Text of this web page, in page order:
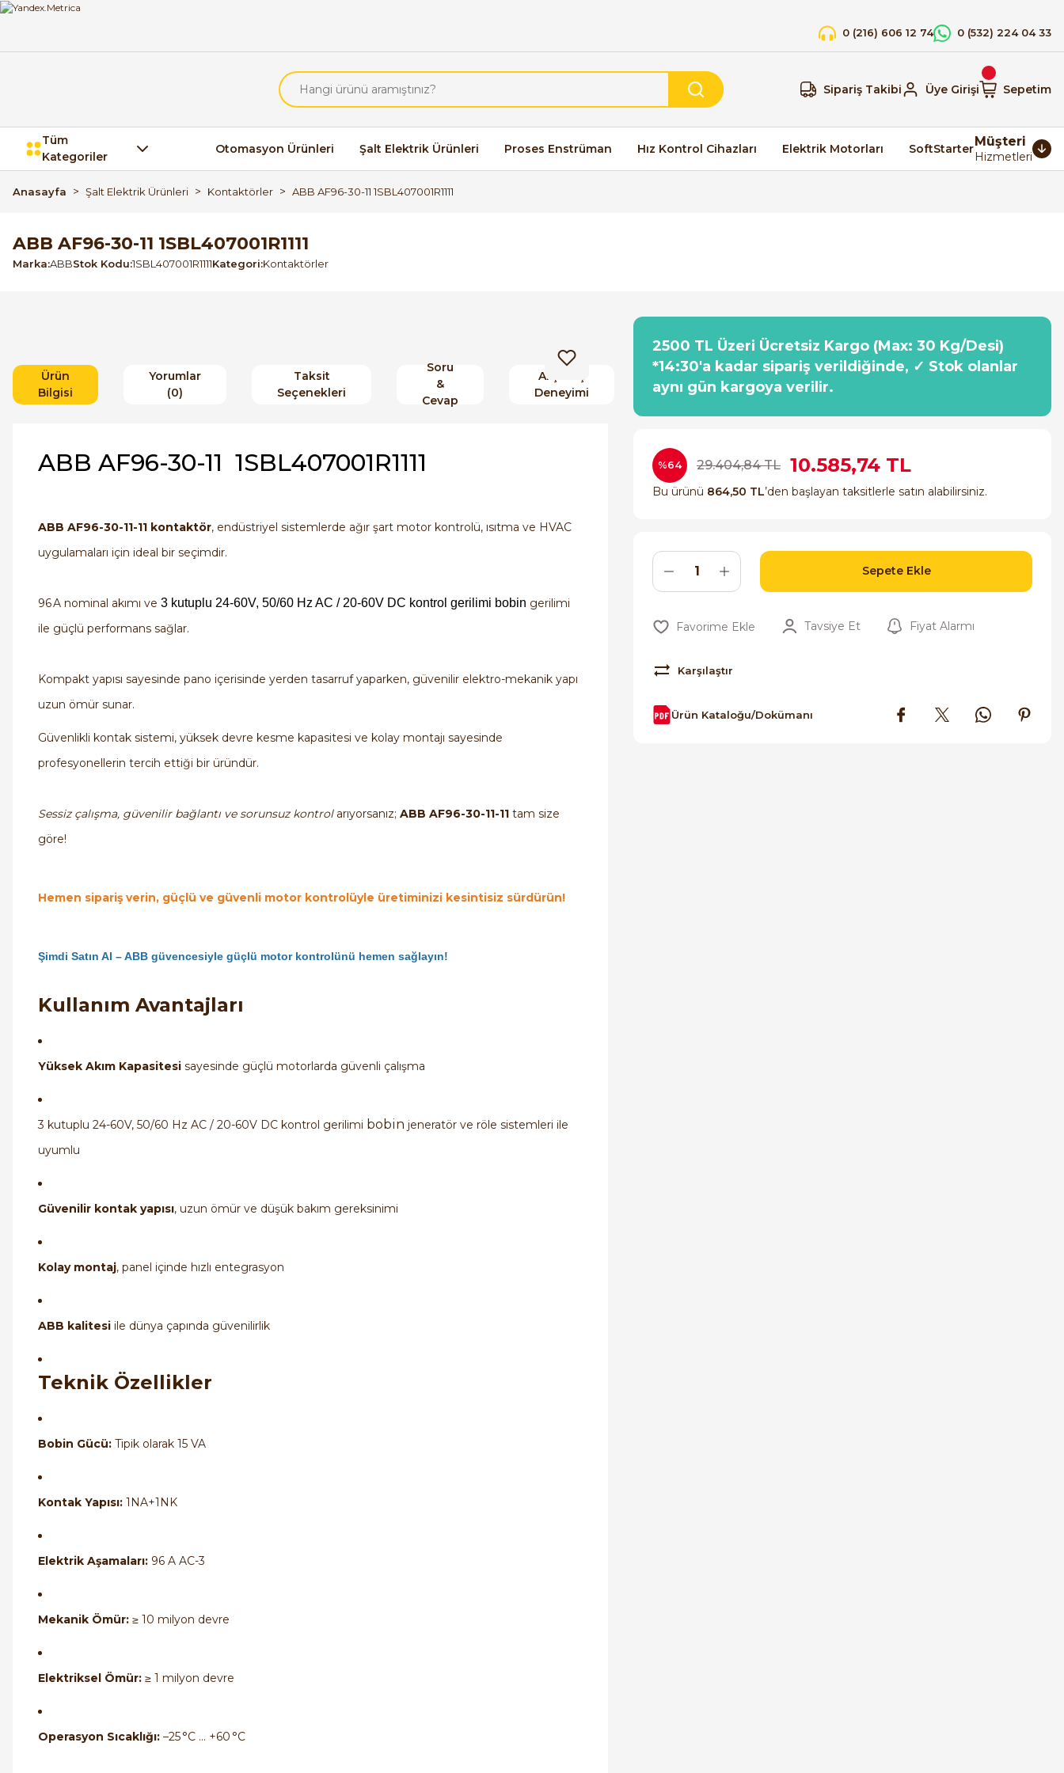
0 (216) 606 12 74 0 (532) 224 04 33
Sipariş Takibi Üye Girişi Sepetim
Tüm
Kategoriler
Otomasyon Ürünleri Şalt Elektrik Ürünleri Proses Enstrüman Hız Kontrol Cihazları Elektrik Motorları SoftStarterMüşteri
Hizmetleri
Anasayfa Şalt Elektrik Ürünleri Kontaktörler ABB AF96-30-11 1SBL407001R1111
ABB AF96-30-11 1SBL407001R1111
Marka ABBStok Kodu 1SBL407001R1111Kategori Kontaktörler
Ürün
Bilgisi
Yorumlar
(0)
Taksit
Seçenekleri
Soru
&
Cevap
Alışveriş
Deneyimi
ABB AF96-30-11 1SBL407001R1111
ABB AF96-30-11-11 kontaktör, endüstriyel sistemlerde ağır şart motor kontrolü, ısıtma ve HVAC
uygulamaları için ideal bir seçimdir.
96 A nominal akımı ve 3 kutuplu 24-60V, 50/60 Hz AC / 20-60V DC kontrol gerilimi bobin gerilimi
ile güçlü performans sağlar.
Kompakt yapısı sayesinde pano içerisinde yerden tasarruf yaparken, güvenilir elektro-mekanik yapı
uzun ömür sunar.
Güvenlikli kontak sistemi, yüksek devre kesme kapasitesi ve kolay montajı sayesinde
profesyonellerin tercih ettiği bir üründür.
Sessiz çalışma, güvenilir bağlantı ve sorunsuz kontrolarıyorsanız; ABB AF96-30-11-11 tam size
göre!
Hemen sipariş verin, güçlü ve güvenli motor kontrolüyle üretiminizi kesintisiz sürdürün!
Şimdi Satın Al – ABB güvencesiyle güçlü motor kontrolünü hemen sağlayın!
Kullanım Avantajları
Yüksek Akım Kapasitesi sayesinde güçlü motorlarda güvenli çalışma
3 kutuplu 24-60V, 50/60 Hz AC / 20-60V DC kontrol gerilimi bobin jeneratör ve röle sistemleri ile
uyumlu
Güvenilir kontak yapısı, uzun ömür ve düşük bakım gereksinimi
Kolay montaj, panel içinde hızlı entegrasyon
ABB kalitesi ile dünya çapında güvenilirlik
Teknik Özellikler
Bobin Gücü: Tipik olarak 15 VA
Kontak Yapısı: 1NA+1NK
Elektrik Aşamaları: 96 A AC-3
Mekanik Ömür: ≥ 10 milyon devre
Elektriksel Ömür: ≥ 1 milyon devre
Operasyon Sıcaklığı: –25 °C … +60 °C
2500 TL Üzeri Ücretsiz Kargo (Max: 30 Kg/Desi)
*14:30'a kadar sipariş verildiğinde, ✓ Stok olanlar
aynı gün kargoya verilir.
%64 29.404,84 TL 10.585,74 TL
Bu ürünü 864,50 TL’den başlayan taksitlerle satın alabilirsiniz.
Sepete Ekle
Tavsiye Et Fiyat Alarmı
Karşılaştır
Ürün Kataloğu/Dokümanı